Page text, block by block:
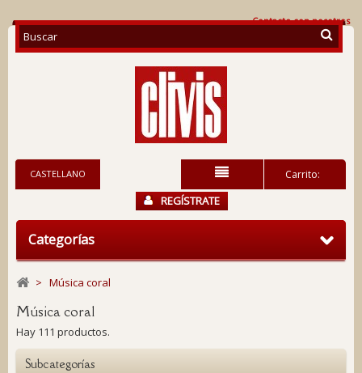
Contacte con nosotros
Carrito:
CASTELLANO
REGÍSTRATE
Categorías
> Música coral
Música coral
Hay 111 productos.
Subcategorías